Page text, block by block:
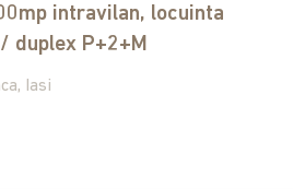
intravilan, locuinta
duplex P+2+M
Iasi